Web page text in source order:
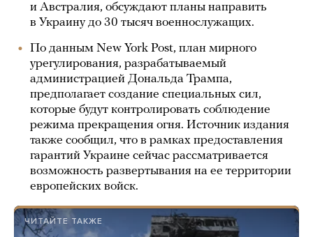
и Австралия, обсуждают планы направить
в Украину до 30 тысяч военнослужащих.
По данным New York Post, план мирного
урегулирования, разрабатываемый
администрацией Дональда Трампа,
предполагает создание специальных сил,
которые будут контролировать соблюдение
режима прекращения огня. Источник издания
также сообщил, что в рамках предоставления
гарантий Украине сейчас рассматривается
возможность развертывания на ее территории
европейских войск.
ЧИТАЙТЕ ТАКЖЕ